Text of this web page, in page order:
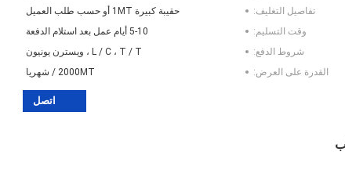
تفاصيل التغليف:
حقيبة كبيرة 1MT أو حسب طلب العميل
وقت التسليم:
5-10 أيام عمل بعد استلام الدفعة
شروط الدفع:
L / C ، T / T ، ويسترن يونيون
القدرة على العرض:
2000MT / شهريا
اتصل